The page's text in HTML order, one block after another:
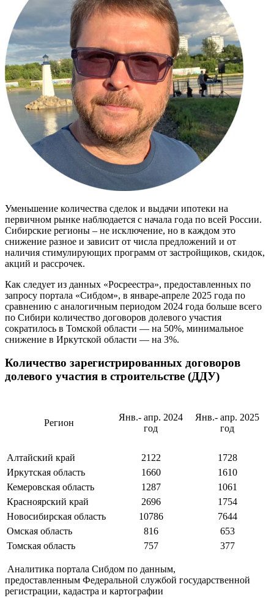
Уменьшение количества сделок и выдачи ипотеки на
первичном рынке наблюдается с начала года по всей России.
Сибирские регионы – не исключение, но в каждом это
снижение разное и зависит от числа предложений и от
наличия стимулирующих программ от застройщиков, скидок,
акций и рассрочек.
Как следует из данных «Росреестра», предоставленных по
запросу портала «Сибдом», в январе-апреле 2025 года по
сравнению с аналогичным периодом 2024 года больше всего
по Сибири количество договоров долевого участия
сократилось в Томской области — на 50%, минимальное
снижение в Иркутской области — на 3%.
Количество зарегистрированных договоров
долевого участия в строительстве (ДДУ)
Регион
Янв.- апр. 2024
год
Янв.- апр. 2025
год
Алтайский край 2122
1728
Иркутская область
1660
1610
Кемеровская область
1287
1061
Красноярский край
2696
1754
Новосибирская область
10786
7644
Омская область
816
653
Томская область
757 377
Аналитика портала Сибдом по данным,
предоставленным Федеральной службой государственной
регистрации, кадастра и картографии